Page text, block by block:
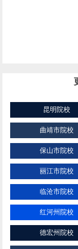
昆明院校
曲靖市院校
保山市院校
丽江市院校
临沧市院校
红河州院校
德宏州院校